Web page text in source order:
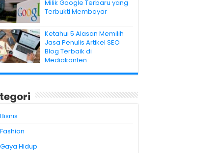
Milik Google Terbaru yang
Terbukti Membayar
Ketahui 5 Alasan Memilih
Jasa Penulis Artikel SEO
Blog Terbaik di
Mediakonten
Bisnis
Fashion
Gaya Hidup